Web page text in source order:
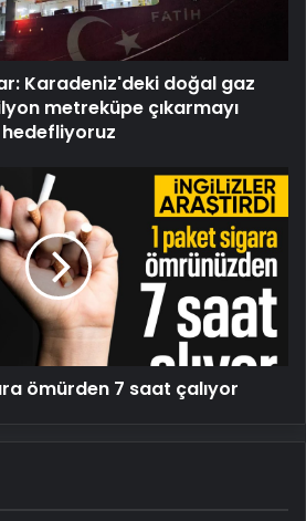
Karadeniz'deki doğal gaz
metreküpe çıkarmayı
hedefliyoruz
ömürden 7 saat çalıyor